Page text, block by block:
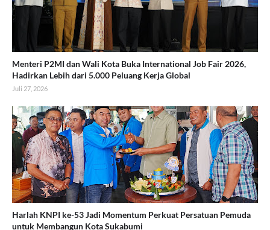
Menteri P2MI dan Wali Kota Buka International Job Fair 2026,
Hadirkan Lebih dari 5.000 Peluang Kerja Global
Juli 27, 2026
Harlah KNPI ke-53 Jadi Momentum Perkuat Persatuan Pemuda
untuk Membangun Kota Sukabumi